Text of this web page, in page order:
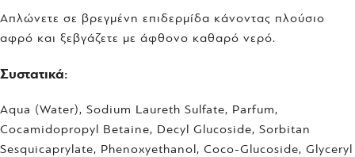
Απλώνετε σε βρεγμένη επιδερμίδα κάνοντας πλούσιο
αφρό και ξεβγάζετε με άφθονο καθαρό νερό.
Συστατικά:
Aqua (Water), Sodium Laureth Sulfate, Parfum,
Cocamidopropyl Betaine, Decyl Glucoside, Sorbitan
Sesquicaprylate, Phenoxyethanol, Coco-Glucoside, Glyceryl